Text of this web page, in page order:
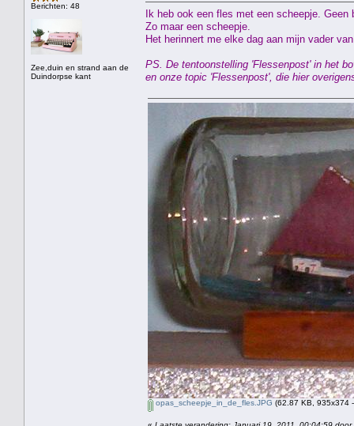
Berichten: 48
Zee,duin en strand aan de
Duindorpse kant
Ik heb ook een fles met een scheepje. Geen
Zo maar een scheepje.
Het herinnert me elke dag aan mijn vader
PS. De tentoonstelling 'Flessenpost' in het
en onze topic 'Flessenpost', die hier
opas_scheepje_in_de_fles.JPG (62.87 KB, 935x374